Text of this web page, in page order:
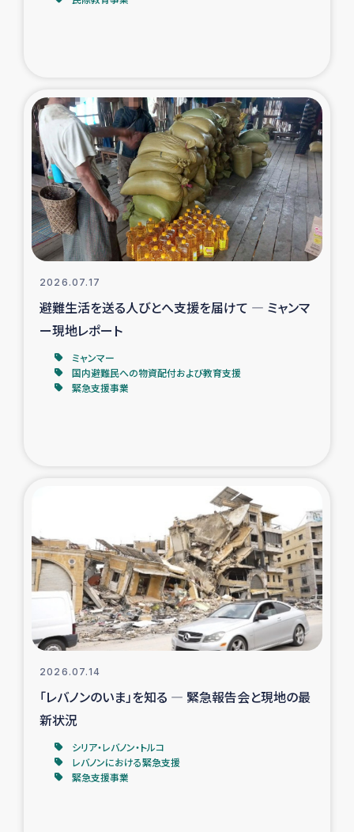
コーヒー生産者支援
アイナロ県マウベシ郡でのコーヒー畑改善事業
ベイルート大規模爆発被災者支援
女性の生計向上支援
アグロフォレストリー（カカオ）事業
2026.07.17
避難生活を送る人びとへ支援を届けて ― ミャンマ
ー現地レポート
ミャンマー
国内避難民への物資配付および教育支援
緊急支援事業
2026.07.14
「レバノンのいま」を知る ― 緊急報告会と現地の最
新状況
シリア・レバノン・トルコ
レバノンにおける緊急支援
緊急支援事業